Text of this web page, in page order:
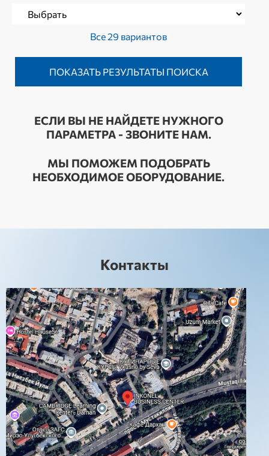
Все 29 вариантов
ЕСЛИ ВЫ НЕ НАЙДЕТЕ НУЖНОГО
ПАРАМЕТРА - ЗВОНИТЕ НАМ.
МЫ ПОМОЖЕМ ПОДОБРАТЬ
НЕОБХОДИМОЕ ОБОРУДОВАНИЕ.
Контакты